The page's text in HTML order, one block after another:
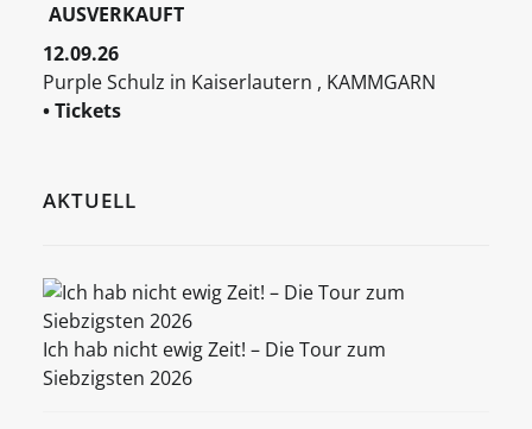
AUSVERKAUFT
12.09.26
Purple Schulz in Kaiserlautern , KAMMGARN
• Tickets
AKTUELL
Ich hab nicht ewig Zeit! – Die Tour zum
Siebzigsten 2026